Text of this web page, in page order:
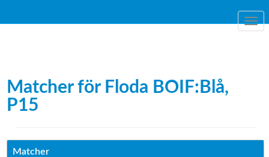
Matcher för Floda BOIF:Blå,
P15
Matcher